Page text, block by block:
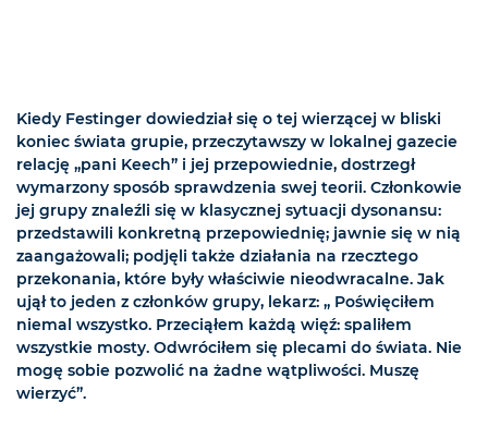
Kiedy Festinger dowiedział się o tej wierzącej w bliski
koniec świata grupie, przeczytawszy w lokalnej gazecie
relację „pani Keech” i jej przepowiednie, dostrzegł
wymarzony sposób sprawdzenia swej teorii. Członkowie
jej grupy znaleźli się w klasycznej sytuacji dysonansu:
przedstawili konkretną przepowiednię; jawnie się w nią
zaangażowali; podjęli także działania na rzecztego
przekonania, które były właściwie nieodwracalne. Jak
ujął to jeden z członków grupy, lekarz: „ Poświęciłem
niemal wszystko. Przeciąłem każdą więź: spaliłem
wszystkie mosty. Odwróciłem się plecami do świata. Nie
mogę sobie pozwolić na żadne wątpliwości. Muszę
wierzyć”.